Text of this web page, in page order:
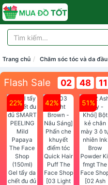
Trang chủ Chăm sóc tóc và da đầu
Flash Sale 02 48 10
22%
Gel tẩy da
chết đu đủ
42%
[03 Light
51%
[02 Ash